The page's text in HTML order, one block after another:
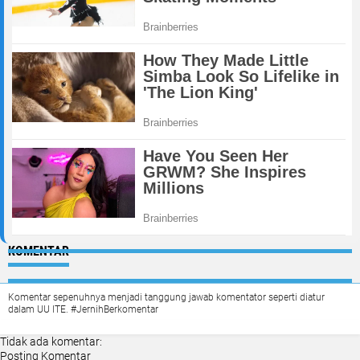
KOMENTAR
Komentar sepenuhnya menjadi tanggung jawab komentator seperti diatur
dalam UU ITE. #JernihBerkomentar
Tidak ada komentar:
Posting Komentar